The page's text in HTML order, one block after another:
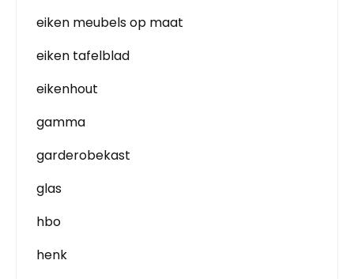
eiken meubels op maat
eiken tafelblad
eikenhout
gamma
garderobekast
glas
hbo
henk